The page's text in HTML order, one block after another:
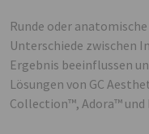
Runde oder
Unterschiede zwischen
Ergebnis beeinflussen
Lösungen von GC
Collection™, Adora™ und